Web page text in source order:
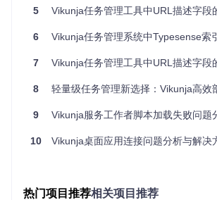
案例一：学生的学习计划管理大学生小李每
各种作业、考试需要准备。使用Vikunja后，
习计划”项目，将每门课程的作业、复习任务
并设置截止日期和优先级。通过看板视图，
项任务的进度，再也不用担心遗漏重要事项
用标签功能将同类知识点的任务归类，集中
幅提升。
nja管理产品开发项目。团队负责人创建项目
团队成员可以在任务下评论交流，分享代码
💡 专家建议：善用Vikunja的筛选和搜索功能
5 Vikunja任务管理工具中URL描述字段的格
6 Vikunja任务管理系统中Typesense索引字段
7 Vikunja任务管理工具中URL描述字段的协
8 轻量级任务管理新选择：Vikunja高效
9 Vikunja服务工作者脚本加载失败问题
10 Vikunja桌面应用连接问题分析与解决
热门项目推荐相关项目推荐